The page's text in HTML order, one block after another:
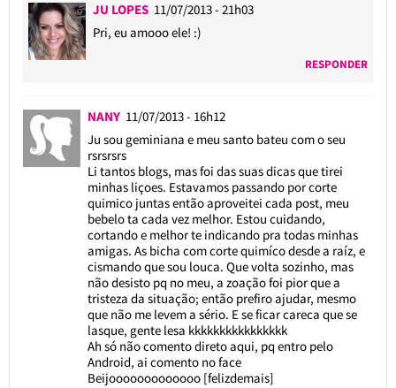
JU LOPES 11/07/2013 - 21h03
Pri, eu amooo ele! :)
RESPONDER
NANY 11/07/2013 - 16h12
Ju sou geminiana e meu santo bateu com o seu
rsrsrsrs
Li tantos blogs, mas foi das suas dicas que tirei
minhas liçoes. Estavamos passando por corte
quimico juntas então aproveitei cada post, meu
bebelo ta cada vez melhor. Estou cuidando,
cortando e melhor te indicando pra todas minhas
amigas. As bicha com corte quimíco desde a raíz, e
cismando que sou louca. Que volta sozinho, mas
não desisto pq no meu, a zoação foi pior que a
tristeza da situação; então prefiro ajudar, mesmo
que não me levem a sério. E se ficar careca que se
lasque, gente lesa kkkkkkkkkkkkkkkk
Ah só não comento direto aqui, pq entro pelo
Android, ai comento no face
Beijooooooooooooo [felizdemais]